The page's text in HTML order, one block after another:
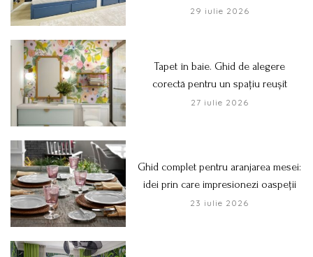
29 iulie 2026
Tapet în baie. Ghid de alegere
corectă pentru un spațiu reușit
27 iulie 2026
Ghid complet pentru aranjarea mesei:
idei prin care impresionezi oaspeții
23 iulie 2026